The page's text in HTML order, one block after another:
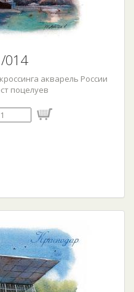
014
акварель России
поцелуев